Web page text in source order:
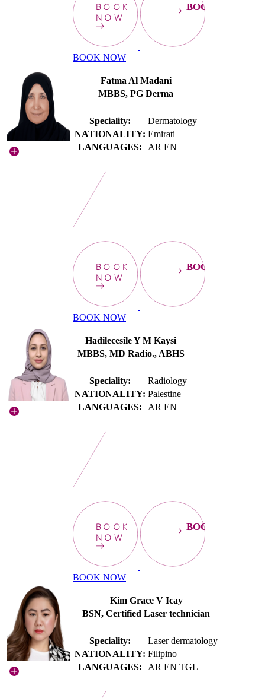
BOOK
NOW
BOOKNOW
BOOK NOW
Fatma Al Madani
MBBS, PG Derma
Speciality:
Dermatology
NATIONALITY: Emirati
LANGUAGES:
AR EN
BOOK
NOW
BOOKNOW
BOOK NOW
Hadilecesile Y M Kaysi
MBBS, MD Radio., ABHS
Speciality:
Radiology
NATIONALITY: Palestine
LANGUAGES:
AR EN
BOOK
NOW
BOOKNOW
BOOK NOW
Kim Grace V Icay
BSN, Certified Laser technician
Speciality:
Laser dermatology
NATIONALITY: Filipino
LANGUAGES:
AR EN TGL